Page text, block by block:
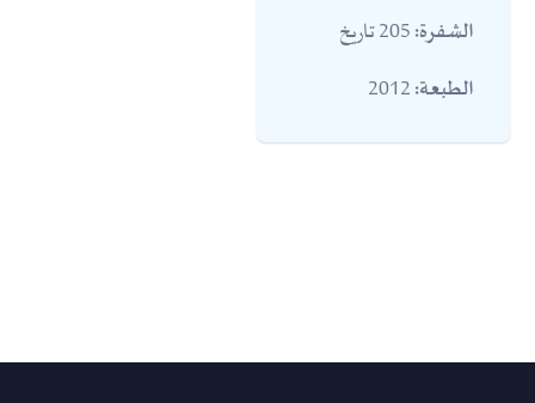
الشفرة:
الطبعة: